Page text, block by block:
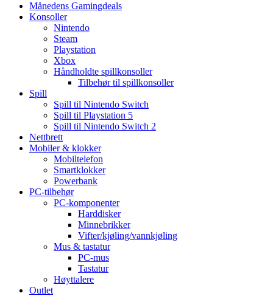
Månedens Gamingdeals
Konsoller
Nintendo
Steam
Playstation
Xbox
Håndholdte spillkonsoller
Tilbehør til spillkonsoller
Spill
Spill til Nintendo Switch
Spill til Playstation 5
Spill til Nintendo Switch 2
Nettbrett
Mobiler & klokker
Mobiltelefon
Smartklokker
Powerbank
PC-tilbehør
PC-komponenter
Harddisker
Minnebrikker
Vifter/kjøling/vannkjøling
Mus & tastatur
PC-mus
Tastatur
Høyttalere
Outlet